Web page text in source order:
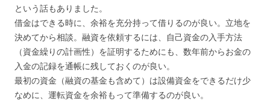
という話もありました。
借金はできる時に、余裕を充分持って借りるのが良い。立地を
決めてから相談。融資を依頼するには、自己資金の入手方法
（資金繰りの計画性）を証明するためにも、数年前からお金の
入金の記録を通帳に残しておくのが良い。
最初の資金（融資の基金も含めて）は設備資金をできるだけ少
なめに、運転資金を余裕もって準備するのが良い。